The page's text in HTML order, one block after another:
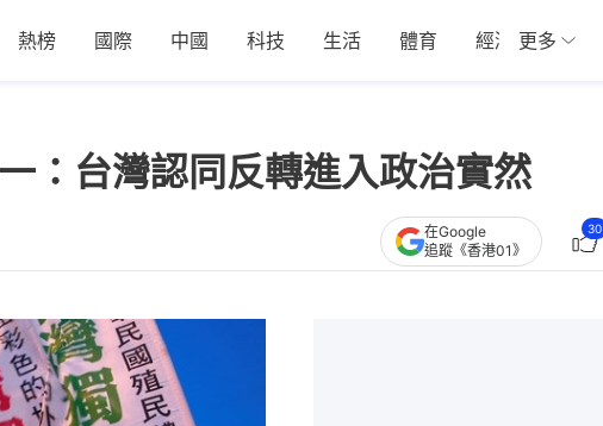
熱榜 國際 中國 科技 生活 體育 經濟 01深圳
更多
：台灣認同反轉進入政治實然
在Google
追蹤《香港01》
30